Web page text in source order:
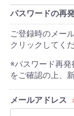
パスワードの再
ご登録時のメー
クリックしてくだ
※パスワード再
をご確認の上、
メールアドレス